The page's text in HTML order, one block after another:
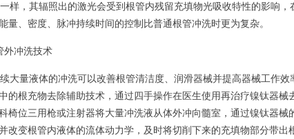
样，其辐照出的激光会受到根管内残留充填物光吸收特性的影响，
量、密度、脉冲持续时间的控制比普通根管冲洗时更为复杂。
冲洗技术
大量液体的冲洗可以改善根管清洁度、润滑器械并提高器械工作效
的根充物去除辅助技术，通过四手操作在医生使用再治疗镍钛器械
椅位三用枪或注射器将大量冲洗液从体外冲向髓室，通过镍钛器械
改变根管内液体的流体动力学，及时将切削下来的充填物部分带出